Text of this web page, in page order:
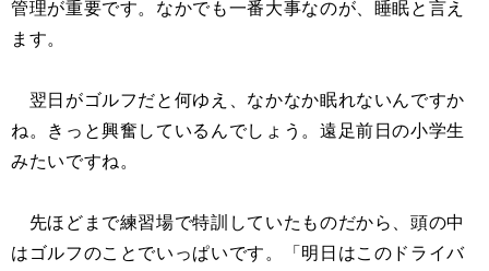
管理が重要です。なかでも一番大事なのが、睡眠と言え
ます。
翌日がゴルフだと何ゆえ、なかなか眠れないんですか
ね。きっと興奮しているんでしょう。遠足前日の小学生
みたいですね。
先ほどまで練習場で特訓していたものだから、頭の中
はゴルフのことでいっぱいです。「明日はこのドライバ